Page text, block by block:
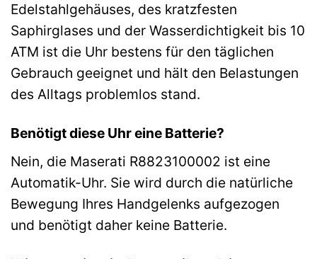
Edelstahlgehäuses, des kratzfesten
Saphirglases und der Wasserdichtigkeit bis 10
ATM ist die Uhr bestens für den täglichen
Gebrauch geeignet und hält den Belastungen
des Alltags problemlos stand.
Benötigt diese Uhr eine Batterie?
Nein, die Maserati R8823100002 ist eine
Automatik-Uhr. Sie wird durch die natürliche
Bewegung Ihres Handgelenks aufgezogen
und benötigt daher keine Batterie.